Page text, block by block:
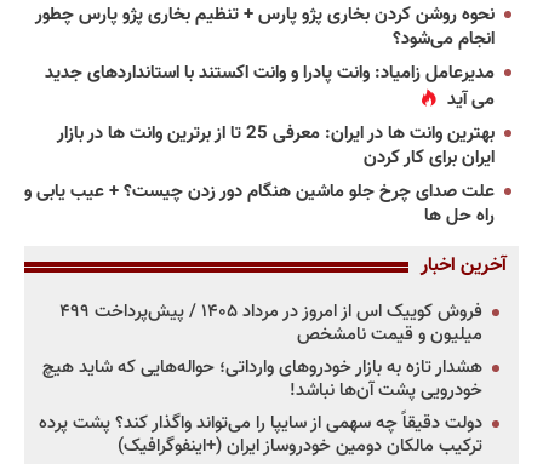
نحوه روشن کردن بخاری پژو پارس + تنظیم بخاری پژو پارس چطور
انجام می‌شود؟
مدیرعامل زامیاد: وانت پادرا و وانت اکستند با استانداردهای جدید
می آید
بهترین وانت ها در ایران: معرفی 25 تا از برترین وانت ها در بازار
ایران برای کار کردن
علت صدای چرخ جلو ماشین هنگام دور زدن چیست؟ + عیب یابی و
راه حل ها
آخرین اخبار
فروش کوییک اس از امروز در مرداد ۱۴۰۵ / پیش‌پرداخت ۴۹۹
میلیون و قیمت نامشخص
هشدار تازه به بازار خودروهای وارداتی؛ حواله‌هایی که شاید هیچ
خودرویی پشت آن‌ها نباشد!
دولت دقیقاً چه سهمی از سایپا را می‌تواند واگذار کند؟ پشت پرده
ترکیب مالکان دومین خودروساز ایران (+اینفوگرافیک)